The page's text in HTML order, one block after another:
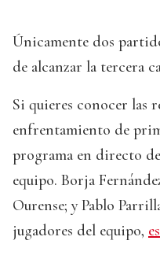
Únicamente dos
de alcanzar la tercera
Si quieres conocer las
enfrentamiento de
programa en directo
equipo. Borja
Ourense; y Pablo
jugadores del equipo,